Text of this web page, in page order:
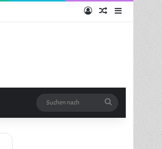
AnmeldenZufälliger Artikel
Sidebar
Suchen
nach